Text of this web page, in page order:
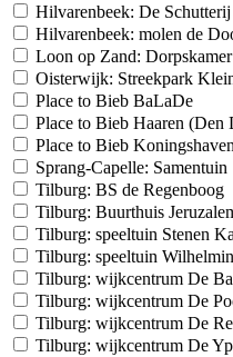
Hilvarenbeek: De Schutterij
Hilvarenbeek: molen de
Loon op Zand: Dorpskamer
Oisterwijk: Streekpark
Place to Bieb BaLaDe
Place to Bieb Haaren (Den
Place to Bieb Koningshaven
Sprang-Capelle: Samentuin
Tilburg: BS de Regenboog
Tilburg: Buurthuis
Tilburg: speeltuin Stenen
Tilburg: speeltuin
Tilburg: wijkcentrum De
Tilburg: wijkcentrum De
Tilburg: wijkcentrum De
Tilburg: wijkcentrum De